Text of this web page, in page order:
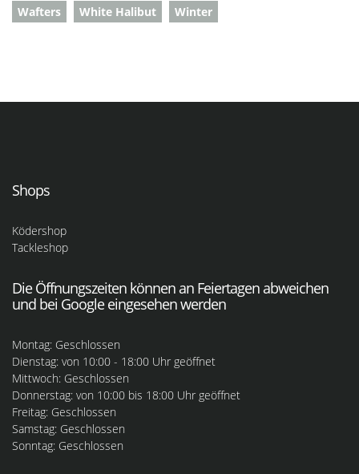
Wafters
White Halibut Winter
Shops
Ködershop
Tackleshop
Die Öffnungszeiten können an Feiertagen abweichen
und bei Google eingesehen werden
Montag: Geschlossen
Dienstag: von 10:00 - 18:00 Uhr geöffnet
Mittwoch: Geschlossen
Donnerstag: von 10:00 bis 18:00 Uhr geöffnet
Freitag: Geschlossen
Samstag: Geschlossen
Sonntag: Geschlossen